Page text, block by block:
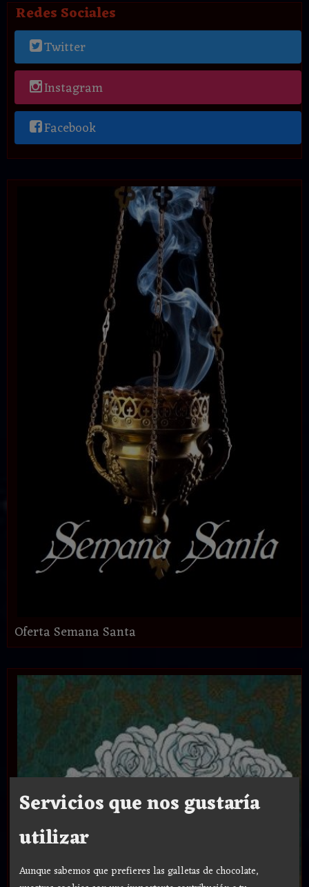
Redes Sociales
Twitter
Instagram
Facebook
Oferta Semana Santa
Servicios que nos gustaría
utilizar
Aunque sabemos que prefieres las galletas de chocolate,